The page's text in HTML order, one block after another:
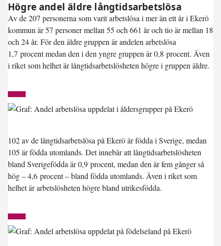
Högre andel äldre långtidsarbetslösa
Av de 207 personerna som varit arbetslösa i mer än ett år i Ekerö
kommun är 57 personer mellan 55 och 661 år och tio är mellan 18
och 24 år. För den äldre gruppen är andelen arbetslösa
1,7 procent medan den i den yngre gruppen är 0,8 procent. Även
i riket som helhet är långtidsarbetslösheten högre i gruppen äldre.
102 av de långtidsarbetslösa på Ekerö är födda i Sverige, medan
105 är födda utomlands. Det innebär att långtidsarbetslösheten
bland Sverigefödda är 0,9 procent, medan den är fem gånger så
hög – 4,6 procent – bland födda utomlands. Även i riket som
helhet är arbetslösheten högre bland utrikesfödda.